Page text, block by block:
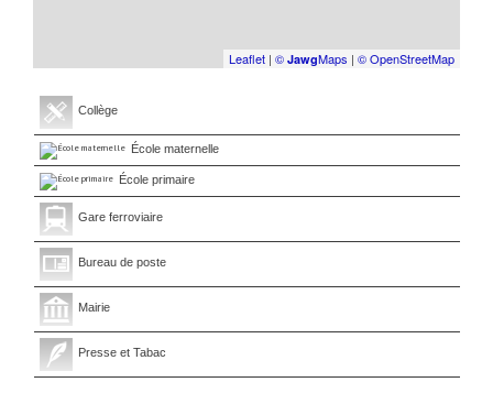
Leaflet | © JawgMaps | © OpenStreetMap
Collège
École maternelle
École primaire
Gare ferroviaire
Bureau de poste
Mairie
Presse et Tabac